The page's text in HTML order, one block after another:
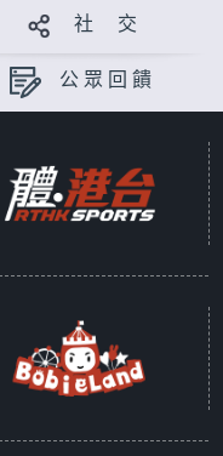
社 交
公眾回饋